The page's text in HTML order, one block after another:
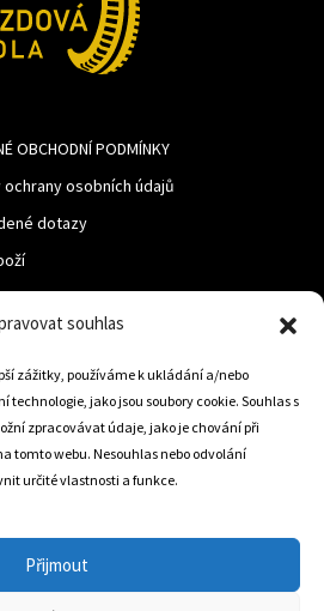
souhlas
zážitky, používáme k ukládání a/nebo
jako jsou soubory cookie. Souhlas s
zpracovávat údaje, jako je chování při
tomto webu. Nesouhlas nebo odvolání
určité vlastnosti a funkce.
Přijmout
OBCHODNÍ PODMÍNKY
ochrany osobních údajů
dotazy
518,